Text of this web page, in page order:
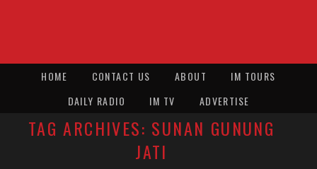
HOME CONTACT US ABOUT
IM TOURS
DAILY RADIO
IM TV ADVERTISE
TAG ARCHIVES: SUNAN GUNUNG
JATI